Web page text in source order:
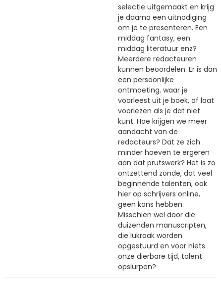
selectie uitgemaakt en krijg
je daarna een uitnodiging
om je te presenteren. Een
middag fantasy, een
middag literatuur enz?
Meerdere redacteuren
kunnen beoordelen. Er is dan
een persoonlijke
ontmoeting, waar je
voorleest uit je boek, of laat
voorlezen als je dat niet
kunt. Hoe krijgen we meer
aandacht van de
redacteurs? Dat ze zich
minder hoeven te ergeren
aan dat prutswerk? Het is zo
ontzettend zonde, dat veel
beginnende talenten, ook
hier op schrijvers online,
geen kans hebben.
Misschien wel door die
duizenden manuscripten,
die lukraak worden
opgestuurd en voor niets
onze dierbare tijd, talent
opslurpen?